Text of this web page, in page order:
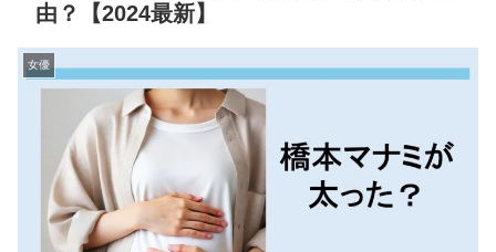
由？【2024最新】
女優